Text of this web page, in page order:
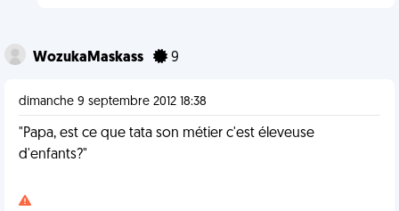
WozukaMaskass 9
dimanche 9 septembre 2012 18:38
"Papa, est ce que tata son métier c'est éleveuse
d'enfants?"